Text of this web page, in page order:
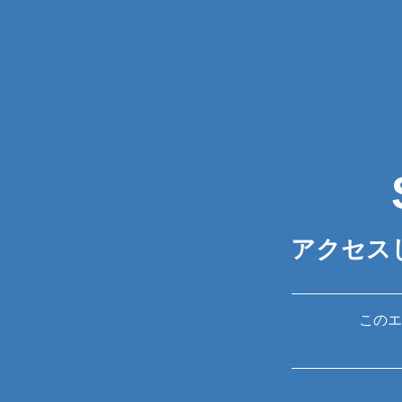
アクセス
この